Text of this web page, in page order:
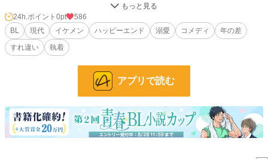
イケメン投資家（高見）×貧乏大学生（主人公：凛）
小説 228,848 位 / 228,848 件
31,439 位 / 31,439 件
24h.ポイント 0 pt
文字数 32,142
24h.ポイント 0pt
586
BL
現代 イケメン ハッピーエンド 溺愛 コメディ
年の差
すれ違い
執着
アプリで読む